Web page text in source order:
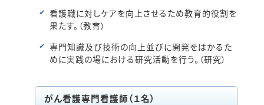
看護職に対しケアを向上させるため教育的役割を
果たす。（教育）
専門知識及び技術の向上並びに開発をはかるた
めに実践の場における研究活動を行う。（研究）
がん看護専門看護師（１名）